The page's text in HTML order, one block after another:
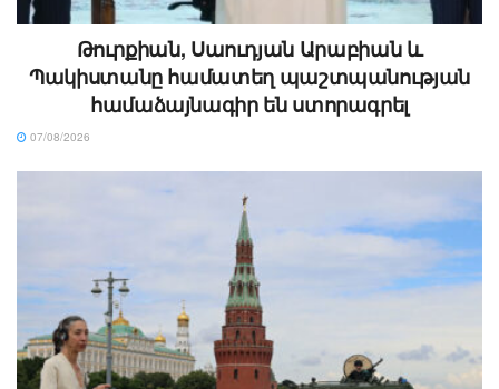
Թուրքիան, Սաուդյան Արաբիան և
Պակիստանը համատեղ պաշտպանության
համաձայնագիր են ստորագրել
07/08/2026